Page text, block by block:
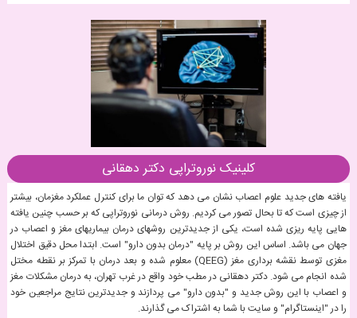
کلینیک نوروتراپی دکتر دهقانی
یافته های جدید علوم اعصاب نشان می دهد که توان ما برای کنترل عملکرد مغزمان، بیشتر
از چیزی است که تا بحال تصور می کردیم. روش درمانی نوروتراپی که بر حسب چنین یافته
هایی پایه ریزی شده است، یکی از جدیدترین روشهای درمان بیماریهای مغز و اعصاب در
جهان می باشد. اساس این روش بر پایه "درمان بدون دارو" است. ابتدا محل دقیق اختلال
مغزی توسط نقشه برداری مغز (QEEG) معلوم شده و بعد درمان با تمرکز بر نقطه مختل
شده انجام می شود. دکتر دهقانی در مطب خود واقع در غرب تهران، به درمان مشکلات مغز
و اعصاب با این روش جدید و "بدون دارو" می پردازند و جدیدترین نتایج مراجعین خود
را در "اینستاگرام" و سایت با شما به اشتراک می گذارند.